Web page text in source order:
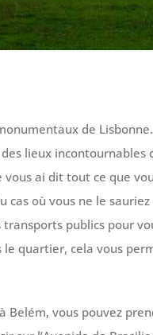
de
lieux incontournables
vous ai dit tout ce que
où vous ne le
publics pour
le quartier, cela vous
Belém, vous pouvez